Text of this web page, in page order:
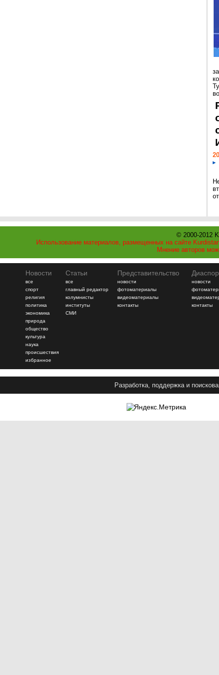
© 2000-2012
Использование материалов, размещенных на сайте
Мнение авторов
Новости
все
спорт
религия
политика
экономика
природа
общество
культура
наука
происшествия
избранное
Статьи
все
главный редактор
колумнисты
институты
СМИ
Представительство
новости
фотоматериалы
видеоматериалы
контакты
новости
контакты
Разработка, поддержка и